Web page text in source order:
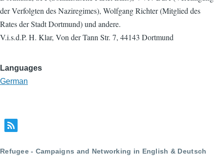
der Verfolgten des Naziregimes), Wolfgang Richter (Mitglied des
Rates der Stadt Dortmund) und andere.
V.i.s.d.P. H. Klar, Von der Tann Str. 7, 44143 Dortmund
Languages
German
Refugee - Campaigns and Networking in English & Deutsch